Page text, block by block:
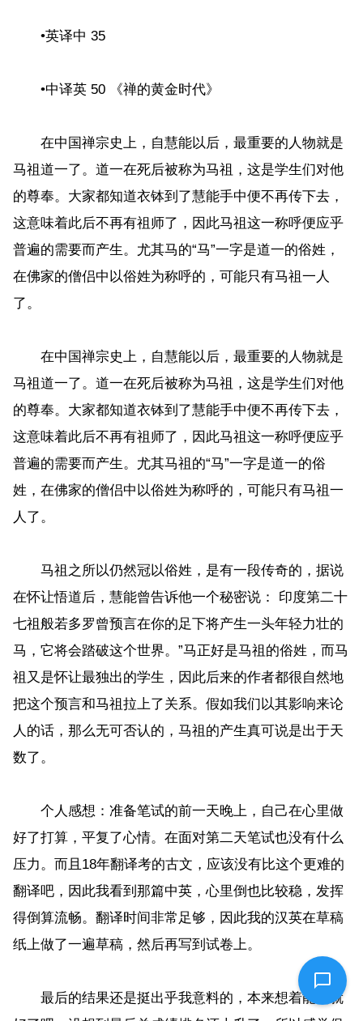
•英译中 35
•中译英 50 《禅的黄金时代》
在中国禅宗史上，自慧能以后，最重要的人物就是
马祖道一了。道一在死后被称为马祖，这是学生们对他
的尊奉。大家都知道衣钵到了慧能手中便不再传下去，
这意味着此后不再有祖师了，因此马祖这一称呼便应乎
普遍的需要而产生。尤其马的“马”一字是道一的俗姓，
在佛家的僧侣中以俗姓为称呼的，可能只有马祖一人
了。
在中国禅宗史上，自慧能以后，最重要的人物就是
马祖道一了。道一在死后被称为马祖，这是学生们对他
的尊奉。大家都知道衣钵到了慧能手中便不再传下去，
这意味着此后不再有祖师了，因此马祖这一称呼便应乎
普遍的需要而产生。尤其马祖的“马”一字是道一的俗
姓，在佛家的僧侣中以俗姓为称呼的，可能只有马祖一
人了。
马祖之所以仍然冠以俗姓，是有一段传奇的，据说
在怀让悟道后，慧能曾告诉他一个秘密说： 印度第二十
七祖般若多罗曾预言在你的足下将产生一头年轻力壮的
马，它将会踏破这个世界。”马正好是马祖的俗姓，而马
祖又是怀让最独出的学生，因此后来的作者都很自然地
把这个预言和马祖拉上了关系。假如我们以其影响来论
人的话，那么无可否认的，马祖的产生真可说是出于天
数了。
个人感想：准备笔试的前一天晚上，自己在心里做
好了打算，平复了心情。在面对第二天笔试也没有什么
压力。而且18年翻译考的古文，应该没有比这个更难的
翻译吧，因此我看到那篇中英，心里倒也比较稳，发挥
得倒算流畅。翻译时间非常足够，因此我的汉英在草稿
纸上做了一遍草稿，然后再写到试卷上。
最后的结果还是挺出乎我意料的，本来想着能进就